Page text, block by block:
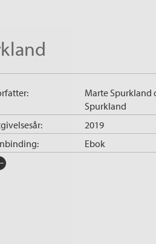
Marte Spurkland
Spurkland
Ebok
2019